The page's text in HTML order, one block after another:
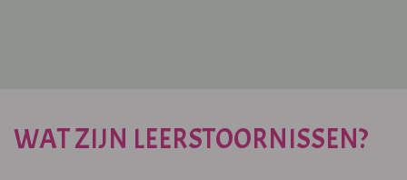
WAT ZIJN LEERSTOORNISSEN?